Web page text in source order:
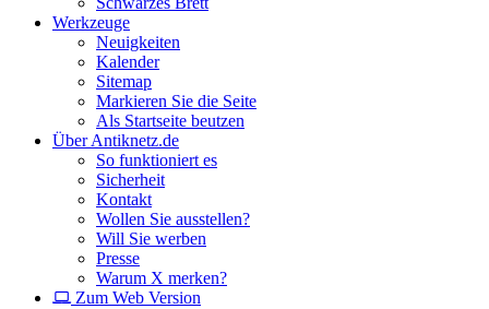
Werkzeuge
Neuigkeiten
Kalender
Sitemap
Markieren Sie die Seite
Als Startseite beutzen
Über Antiknetz.de
So funktioniert es
Sicherheit
Kontakt
Wollen Sie ausstellen?
Will Sie werben
Presse
Warum X merken?
Zum Web Version